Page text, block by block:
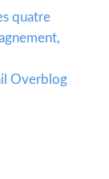
quatre
Overblog